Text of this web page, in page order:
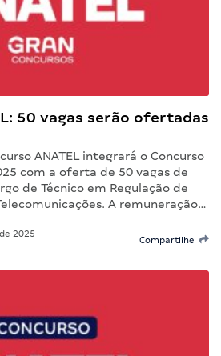
50 vagas serão ofertadas
ANATEL integrará o Concurso
com a oferta de 50 vagas de
de Técnico em Regulação de
A remuneração…
2025
Compartilhe